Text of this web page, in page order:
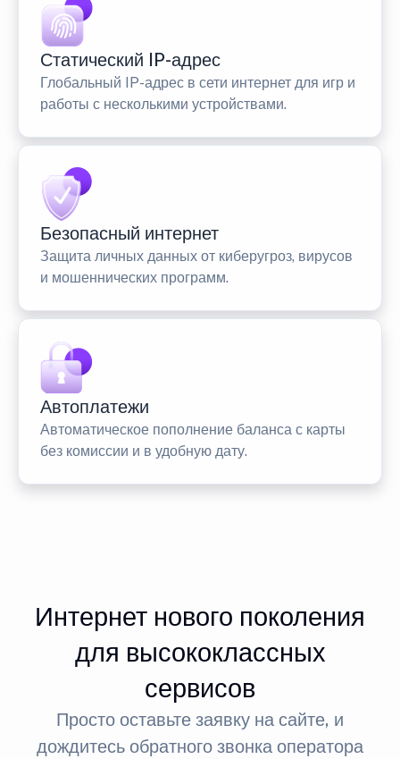
Статический IP-адрес
Глобальный IP-адрес в сети интернет для игр и
работы с несколькими устройствами.
Безопасный интернет
Защита личных данных от киберугроз, вирусов
и мошеннических программ.
Автоплатежи
Автоматическое пополнение баланса с карты
без комиссии и в удобную дату.
Интернет нового поколения
для высококлассных
сервисов
Просто оставьте заявку на сайте, и
дождитесь обратного звонка оператора